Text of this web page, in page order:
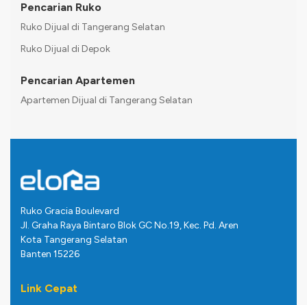
Pencarian Ruko
Ruko Dijual di Tangerang Selatan
Ruko Dijual di Depok
Pencarian Apartemen
Apartemen Dijual di Tangerang Selatan
Ruko Gracia Boulevard
Jl. Graha Raya Bintaro Blok GC No.19, Kec. Pd. Aren
Kota Tangerang Selatan
Banten 15226
Link Cepat